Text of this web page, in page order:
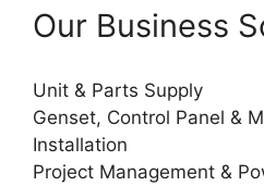
Our Business
Unit & Parts Supply
Genset, Control Panel &
Installation
Project Management &